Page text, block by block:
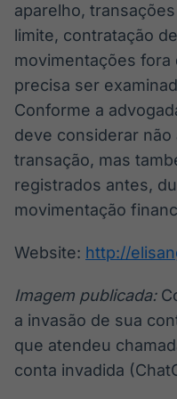
aparelho,
limite, contratação
movimentações
precisa ser
Conforme a
deve considerar não
transação, mas
registrados antes,
movimentação
Website: http://
Imagem publicada:
a invasão de sua
que atendeu
conta invadida